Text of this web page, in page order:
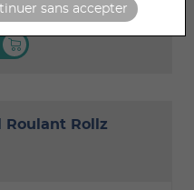
fauteuil roulant (...)
Roulant Rollz
sans accepter